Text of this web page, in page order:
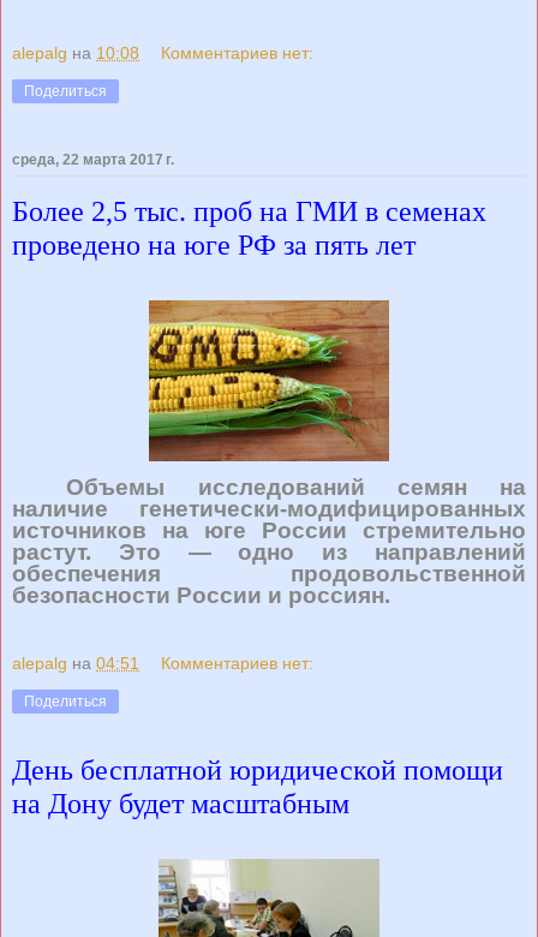
alepalg на 10:08 Комментариев нет:
Поделиться
среда, 22 марта 2017 г.
Более 2,5 тыс. проб на ГМИ в семенах
проведено на юге РФ за пять лет
Объемы исследований семян на
наличие генетически-модифицированных
источников на юге России стремительно
растут. Это — одно из направлений
обеспечения продовольственной
безопасности России и россиян.
alepalg на 04:51 Комментариев нет:
Поделиться
День бесплатной юридической помощи
на Дону будет масштабным